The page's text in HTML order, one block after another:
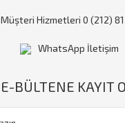
Müşteri Hizmetleri 0 (212)
WhatsApp İletişim
E-BÜLTENE KAYIT